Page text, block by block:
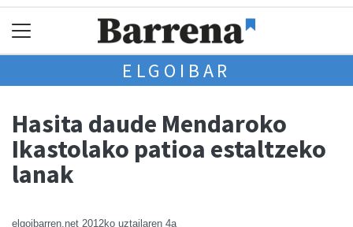
ELGOIBAR
Hasita daude Mendaroko
Ikastolako patioa estaltzeko
lanak
elgoibarren.net 2012ko uztailaren 4a